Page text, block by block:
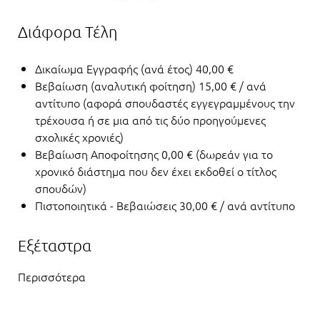
Διάφορα Τέλη
Δικαίωμα Εγγραφής (ανά έτος) 40,00 €
Βεβαίωση (αναλυτική φοίτηση) 15,00 € / ανά
αντίτυπο (αφορά σπουδαστές εγγεγραμμένους την
τρέχουσα ή σε μια από τις δύο προηγούμενες
σχολικές χρονιές)
Βεβαίωση Αποφοίτησης 0,00 € (δωρεάν για το
χρονικό διάστημα που δεν έχει εκδοθεί ο τίτλος
σπουδών)
Πιστοποιητικά - Βεβαιώσεις 30,00 € / ανά αντίτυπο
Εξέταστρα
Περισσότερα